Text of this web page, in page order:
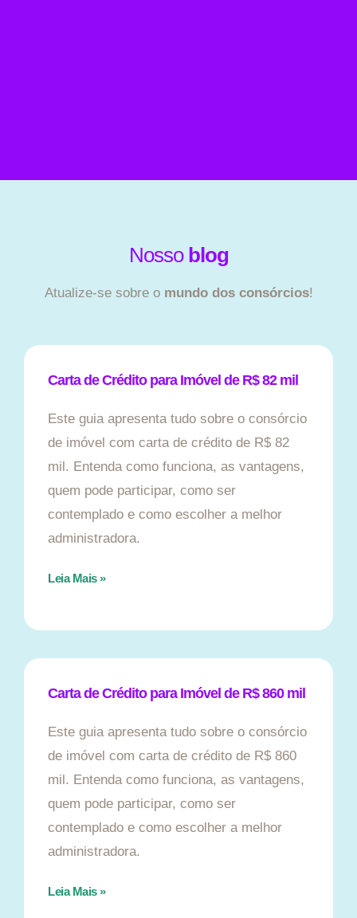
Nosso blog
Atualize-se sobre o mundo dos consórcios!
Carta de Crédito para Imóvel de R$ 82 mil
Este guia apresenta tudo sobre o consórcio
de imóvel com carta de crédito de R$ 82
mil. Entenda como funciona, as vantagens,
quem pode participar, como ser
contemplado e como escolher a melhor
administradora.
Leia Mais »
Carta de Crédito para Imóvel de R$ 860 mil
Este guia apresenta tudo sobre o consórcio
de imóvel com carta de crédito de R$ 860
mil. Entenda como funciona, as vantagens,
quem pode participar, como ser
contemplado e como escolher a melhor
administradora.
Leia Mais »